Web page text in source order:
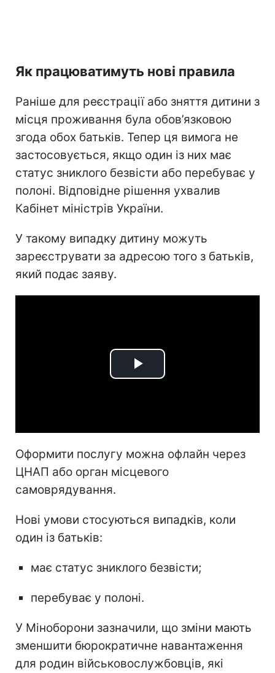
Як працюватимуть нові правила
Раніше для реєстрації або зняття дитини з
місця проживання була обов’язковою
згода обох батьків. Тепер ця вимога не
застосовується, якщо один із них має
статус зниклого безвісти або перебуває у
полоні. Відповідне рішення ухвалив
Кабінет міністрів України.
У такому випадку дитину можуть
зареєструвати за адресою того з батьків,
який подає заяву.
Play
Оформити послугу можна офлайн через
ЦНАП або орган місцевого
самоврядування.
Нові умови стосуються випадків, коли
один із батьків:
має статус зниклого безвісти;
перебуває у полоні.
У Міноборони зазначили, що зміни мають
зменшити бюрократичне навантаження
для родин військовослужбовців, які